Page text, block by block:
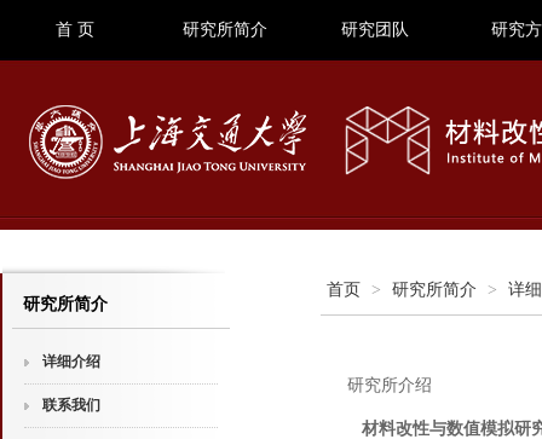
首 页 研究所简介 研究团队 研究
研究所简介
详细介绍
联系我们
首页 > 研究所简介 > 详
研究所介绍
材料改性与数值模拟研